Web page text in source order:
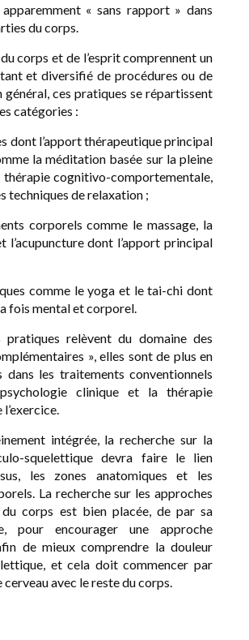
« sans rapport » dans
du corps.
corps et de l’esprit comprennent un
et diversifié de procédures ou de
général, ces pratiques se répartissent
catégories :
dont l’apport thérapeutique principal
la méditation basée sur la pleine
thérapie cognitivo-comportementale,
techniques de relaxation ;
corporels comme le massage, la
l’acupuncture dont l’apport principal
comme le yoga et le tai-chi dont
fois mental et corporel.
pratiques relèvent du domaine des
», elles sont de plus en
dans les traitements conventionnels
clinique et la thérapie
intégrée, la recherche sur la
squelettique devra faire le lien
les zones anatomiques et les
La recherche sur les approches
corps est bien placée, de par sa
pour encourager une approche
de mieux comprendre la douleur
et cela doit commencer par
avec le reste du corps.